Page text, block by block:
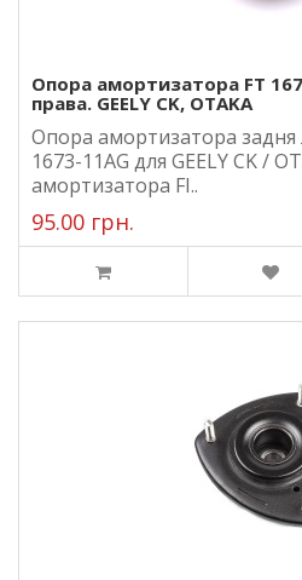
Опора амортизатора FT
права. GEELY CK, OTAKA
Опора амортизатора задня
1673-11AG для GEELY CK /
амортизатора FI..
95.00 грн.